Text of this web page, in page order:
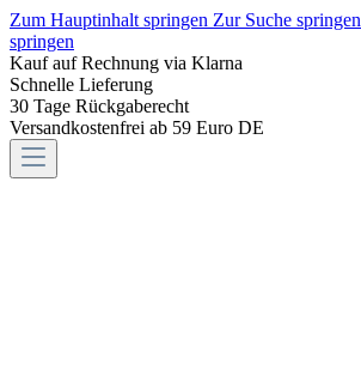
Zum Hauptinhalt springen Zur Suche springen
springen
Kauf auf Rechnung via Klarna
Schnelle Lieferung
30 Tage Rückgaberecht
Versandkostenfrei ab 59 Euro DE